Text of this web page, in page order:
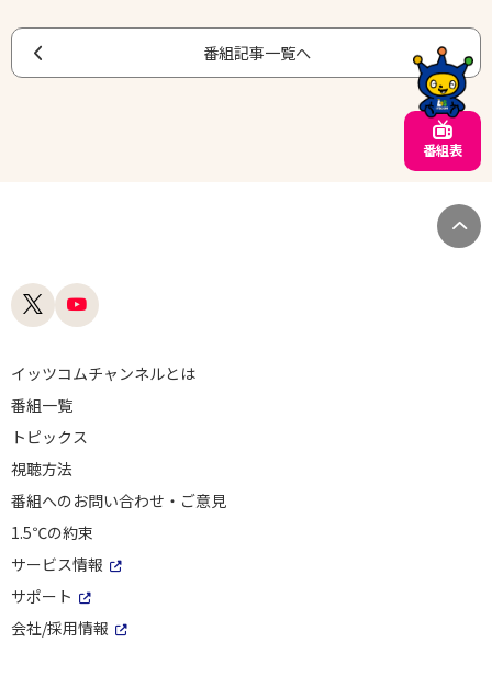
番組記事一覧へ
番組表
イッツコムチャンネルとは
番組一覧
トピックス
視聴方法
番組へのお問い合わせ・ご意見
1.5℃の約束
サービス情報
サポート
会社/採用情報